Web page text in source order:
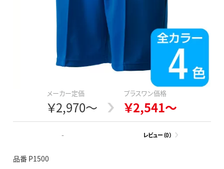
メーカー定価
￥2,970～
プラスワン価格
￥2,541～
- レビュー（0）
品番 P1500